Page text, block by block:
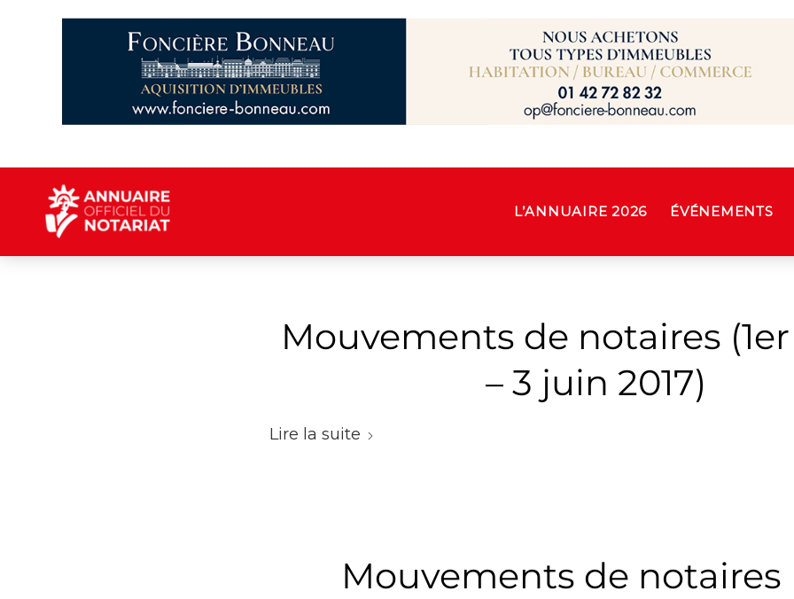
L’ANNUAIRE 2026 ÉVÉNEMENTS
Mouvements de notaires
– 3 juin 2017)
Lire la suite
Mouvements de notaires